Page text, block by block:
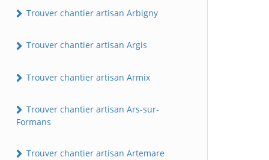
Trouver chantier artisan Arbigny
Trouver chantier artisan Argis
Trouver chantier artisan Armix
Trouver chantier artisan Ars-sur-
Formans
Trouver chantier artisan Artemare